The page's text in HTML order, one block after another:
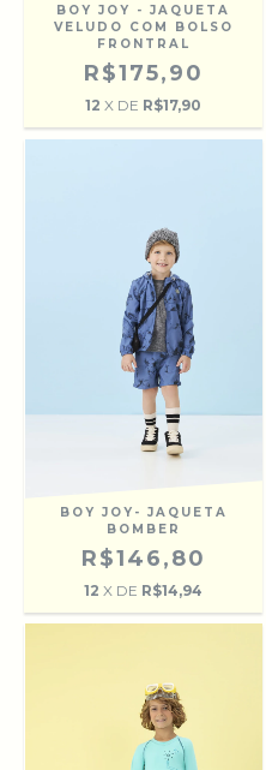
BOY JOY - JAQUETA
VELUDO COM BOLSO
FRONTRAL
R$175,90
12 X DE R$17,90
BOY JOY- JAQUETA
BOMBER
R$146,80
12 X DE R$14,94